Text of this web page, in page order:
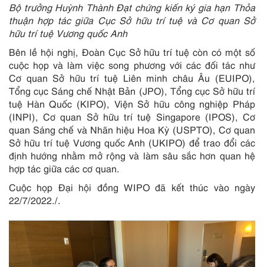
Bộ trưởng Huỳnh Thành Đạt chứng kiến ký gia hạn Thỏa
thuận hợp tác giữa Cục Sở hữu trí tuệ và Cơ quan Sở
hữu trí tuệ Vương quốc Anh
Bên lề hội nghị, Đoàn Cục Sở hữu trí tuệ còn có một số
cuộc họp và làm việc song phương với các đối tác như
Cơ quan Sở hữu trí tuệ Liên minh châu Âu (EUIPO),
Tổng cục Sáng chế Nhật Bản (JPO), Tổng cục Sở hữu trí
tuệ Hàn Quốc (KIPO), Viện Sở hữu công nghiệp Pháp
(INPI), Cơ quan Sở hữu trí tuệ Singapore (IPOS), Cơ
quan Sáng chế và Nhãn hiệu Hoa Kỳ (USPTO), Cơ quan
Sở hữu trí tuệ Vương quốc Anh (UKIPO) để trao đổi các
định hướng nhằm mở rộng và làm sâu sắc hơn quan hệ
hợp tác giữa các cơ quan.
Cuộc họp Đại hội đồng WIPO đã kết thúc vào ngày
22/7/2022./.